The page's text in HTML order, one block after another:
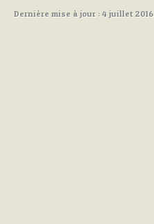
Dernière mise à jour : 4 juillet 2016